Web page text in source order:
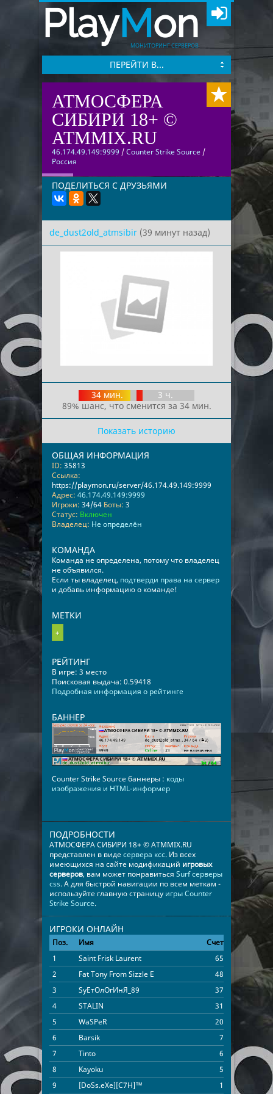
PlayMon
МОНИТОРИНГ СЕРВЕРОВ
ПЕРЕЙТИ В...
АТМОСФЕРА
СИБИРИ 18+ ©
ATMMIX.RU
46.174.49.149:9999 /Counter Strike Source /
Россия
ПОДЕЛИТЬСЯ С ДРУЗЬЯМИ
de_dust2old_atmsibir (39 минут назад)
34 мин.
3 ч.
89% шанс, что сменится за 34 мин.
Показать историю
ОБЩАЯ ИНФОРМАЦИЯ
ID: 35813
Ссылка:
https://playmon.ru/server/46.174.49.149:9999
Адрес: 46.174.49.149:9999
Игроки: 34/64 Боты: 3
Статус: Включен
Владелец: Не определён
КОМАНДА
Команда не определена, потому что владелец
не объявился.
Если ты владелец, подтверди права на сервер
и добавь информацию о команде!
МЕТКИ
+
РЕЙТИНГ
В игре: 3 место
Поисковая выдача: 0.59418
Подробная информация о рейтинге
БАННЕР
Counter Strike Source баннеры : коды
изображения и HTML-информер
ПОДРОБНОСТИ
АТМОСФЕРА СИБИРИ 18+ © ATMMIX.RU
представлен в видесервера ксс. Из всех
имеющихся на сайте модификаций игровых
серверов, вам может понравиться Surf серверы
css. А для быстрой навигации по всем меткам -
используйте главную страницу игры Counter
Strike Source.
ИГРОКИ ОНЛАЙН
Поз. Имя Счет Время
1
Saint Frisk Laurent 65
2
Fat Tony From Sizzle E 48 02:25:51
3
SуЕтОлОгИнЯ_89 37 03:29:38
4
STALIN 31
5
WaSPeR 20 00:33:51
6
Barsik 7
7
Tinto 6 01:24:35
8
Kayoku 5 06:51:55
9
[DoSs.eXe][C7H]™ 1
04:56:11